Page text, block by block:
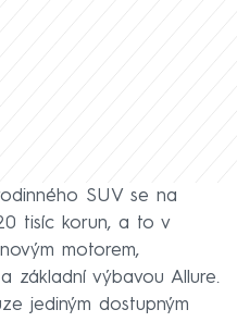
SUV se na
tisíc korun, a to v
motorem,
základní výbavou Allure.
jediným dostupným